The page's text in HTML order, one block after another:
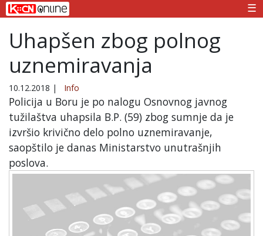
☰
Uhapšen zbog polnog
uznemiravanja
10.12.2018 | Info
Policija u Boru je po nalogu Osnovnog javnog
tužilaštva uhapsila B.P. (59) zbog sumnje da je
izvršio krivično delo polno uznemiravanje,
saopštilo je danas Ministarstvo unutrašnjih
poslova.